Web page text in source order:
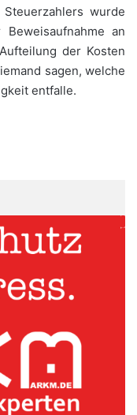
wurde
an
der Kosten
sagen, welche
entfalle.